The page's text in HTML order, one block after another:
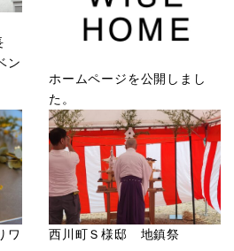
ン
ホームページを公開しまし
た。
ワ
西川町Ｓ様邸 地鎮祭